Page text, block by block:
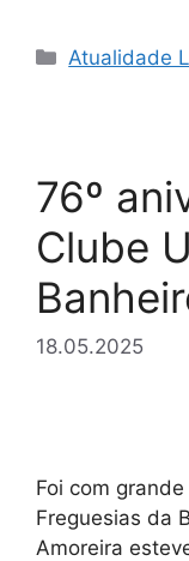
Categorias
Atualidade
76º
Clube
18.05.2025
Foi com
Freguesias da
Amoreira